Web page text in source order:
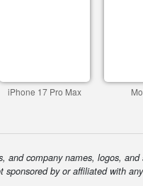
iPhone 17 Pro Max
and company names, logos,
by or affiliated with